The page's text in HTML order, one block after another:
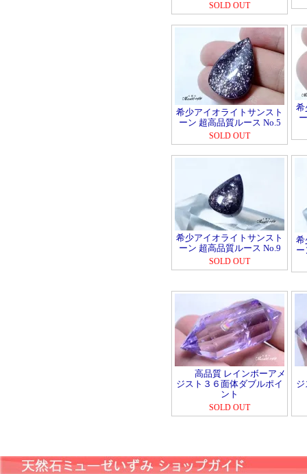
SOLD OUT
希少アイオライトサンスト
ーン 超高品質ルース No.5
SOLD OUT
希
希少アイオライトサンスト
ーン 超高品質ルース No.9
SOLD OUT
希
ー
高品質 レインボーアメ
ジスト３６面体ダブルポイ
ント
SOLD OUT